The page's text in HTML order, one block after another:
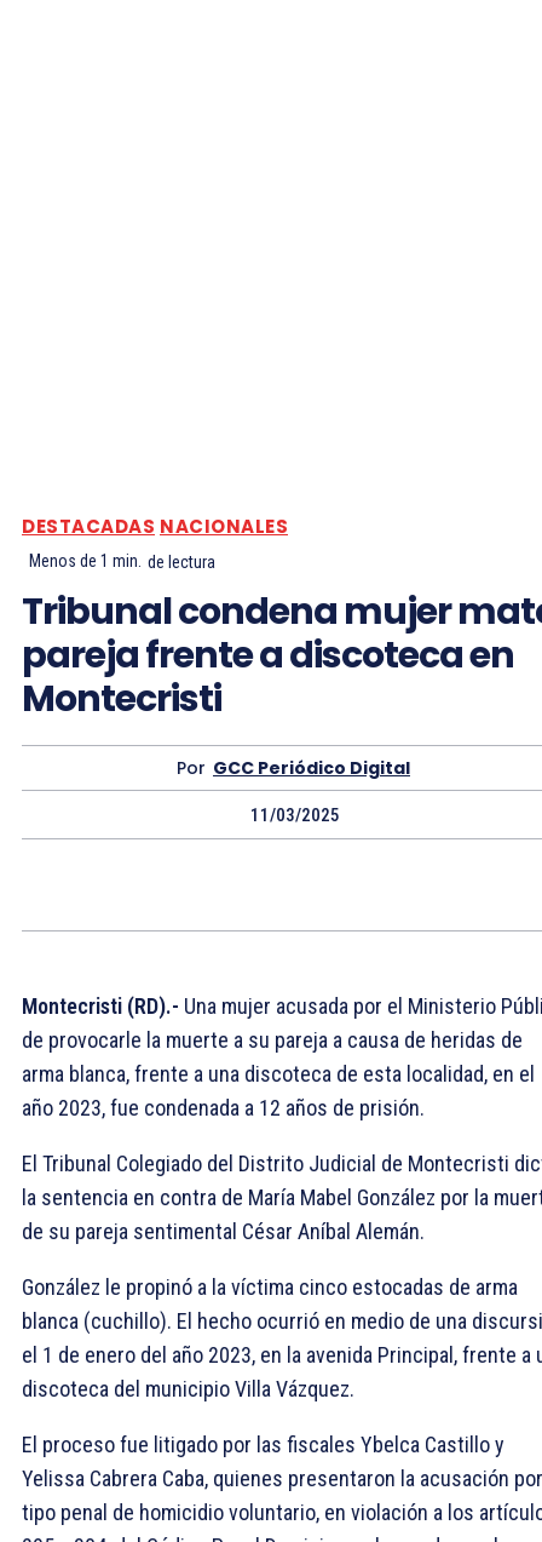
DESTACADAS NACIONALES
Menos de 1 min. de lectura
Tribunal condena mujer
pareja frente a discoteca en
Montecristi
Por GCC Periódico Digital
11/03/2025
Montecristi (RD).- Una mujer acusada por el Ministerio
de provocarle la muerte a su pareja a causa de heridas de
arma blanca, frente a una discoteca de esta localidad, en el
año 2023, fue condenada a 12 años de prisión.
El Tribunal Colegiado del Distrito Judicial de Montecristi
la sentencia en contra de María Mabel González por la
de su pareja sentimental César Aníbal Alemán.
González le propinó a la víctima cinco estocadas de arma
blanca (cuchillo). El hecho ocurrió en medio de una
el 1 de enero del año 2023, en la avenida Principal, frente a
discoteca del municipio Villa Vázquez.
El proceso fue litigado por las fiscales Ybelca Castillo y
Yelissa Cabrera Caba, quienes presentaron la acusación
tipo penal de homicidio voluntario, en violación a los